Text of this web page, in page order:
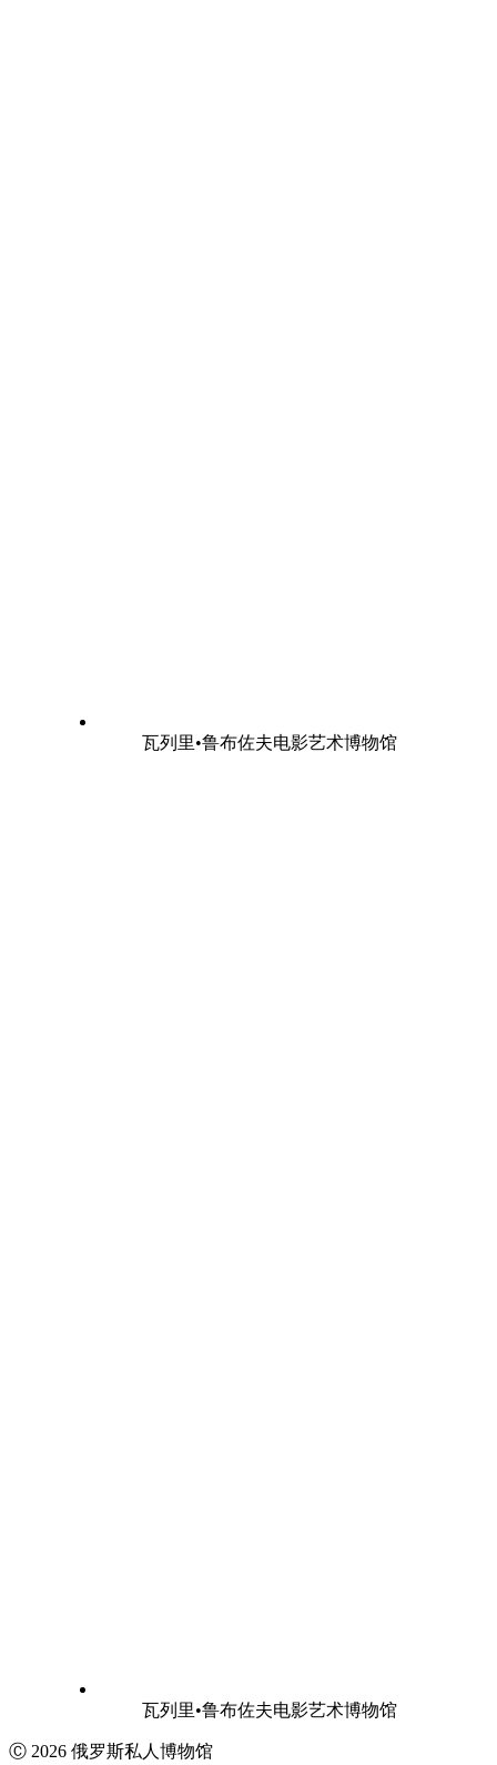
瓦列里•鲁布佐夫电影艺术博物馆
瓦列里•鲁布佐夫电影艺术博物馆
Ⓒ 2026 俄罗斯私人博物馆